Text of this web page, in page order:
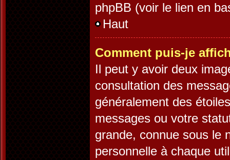
phpBB (voir le lien en
Haut
Comment puis-je
Il peut y avoir deux
consultation des
généralement des
messages ou votre
grande, connue sous le
personnelle à chaque